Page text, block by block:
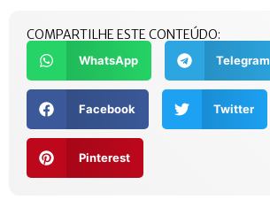
COMPARTILHE ESTE CONTEÚDO:
WhatsApp Telegram
Facebook Twitter
Pinterest